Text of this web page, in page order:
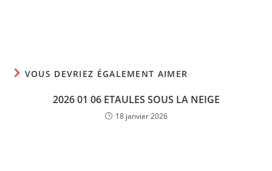
VOUS DEVRIEZ ÉGALEMENT AIMER
2026 01 06 ETAULES SOUS LA NEIGE
18 janvier 2026